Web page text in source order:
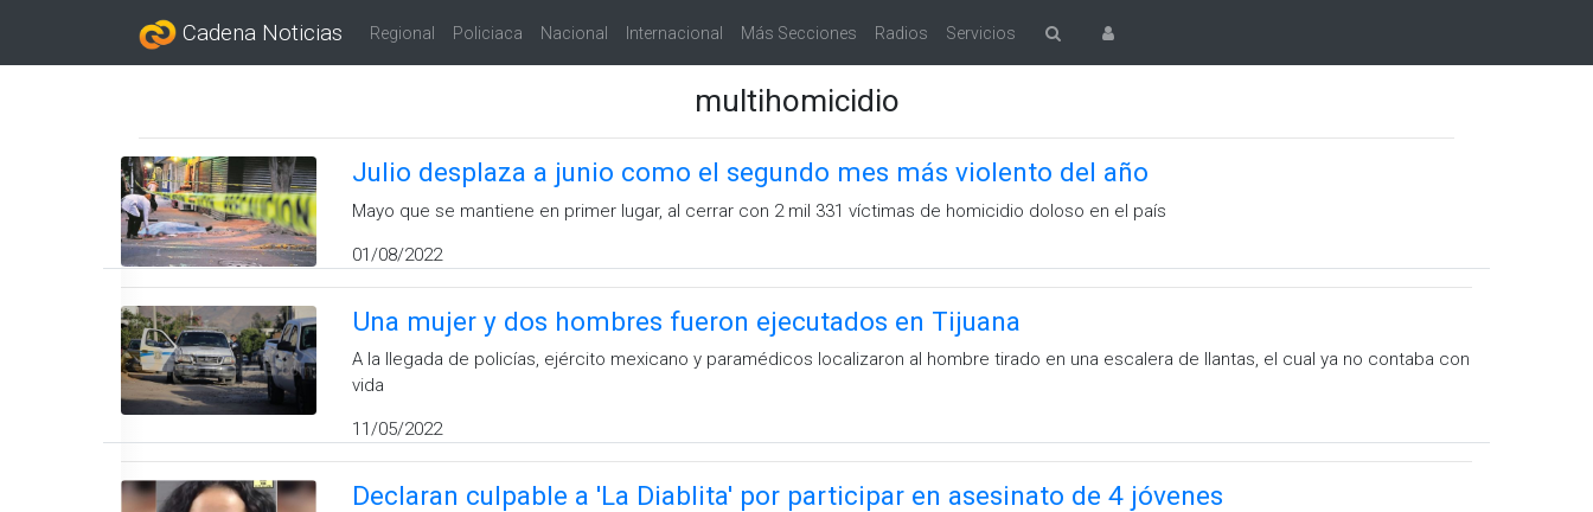
Cadena Noticias Regional Policiaca Nacional Internacional Más Secciones Radios Servicios
multihomicidio
Julio desplaza a junio como el segundo mes más violento del año
Mayo que se mantiene en primer lugar, al cerrar con 2 mil 331 víctimas de homicidio doloso en el país
01/08/2022
Una mujer y dos hombres fueron ejecutados en Tijuana
A la llegada de policías, ejército mexicano y paramédicos localizaron al hombre tirado en una escalera de llantas, el cual ya no contaba con
vida
11/05/2022
Declaran culpable a 'La Diablita' por participar en asesinato de 4 jóvenes